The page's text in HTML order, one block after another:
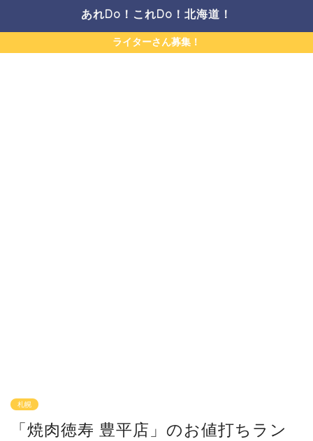
あれDo！これDo！北海道！
ライターさん募集！
札幌
「焼肉徳寿 豊平店」のお値打ちラン